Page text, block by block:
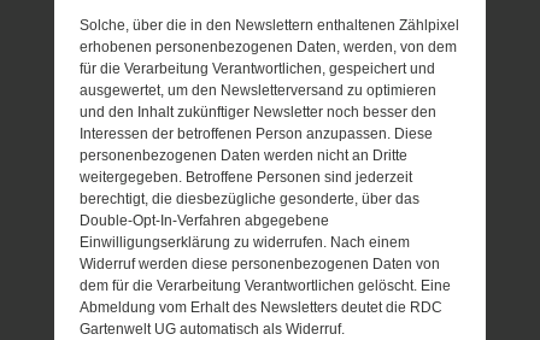
Solche, über die in den Newslettern enthaltenen Zählpixel
erhobenen personenbezogenen Daten, werden, von dem
für die Verarbeitung Verantwortlichen, gespeichert und
ausgewertet, um den Newsletterversand zu optimieren
und den Inhalt zukünftiger Newsletter noch besser den
Interessen der betroffenen Person anzupassen. Diese
personenbezogenen Daten werden nicht an Dritte
weitergegeben. Betroffene Personen sind jederzeit
berechtigt, die diesbezügliche gesonderte, über das
Double-Opt-In-Verfahren abgegebene
Einwilligungserklärung zu widerrufen. Nach einem
Widerruf werden diese personenbezogenen Daten von
dem für die Verarbeitung Verantwortlichen gelöscht. Eine
Abmeldung vom Erhalt des Newsletters deutet die RDC
Gartenwelt UG automatisch als Widerruf.